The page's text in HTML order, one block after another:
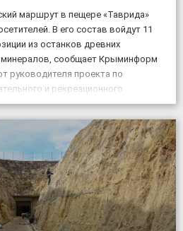
маршрут в пещере «Таврида»
В его состав войдут 11
из останков древних
сообщает Крыминформ
руководителя проекта по
и рекреационного
старшего преподавателя
Геннадия Самохина. «На